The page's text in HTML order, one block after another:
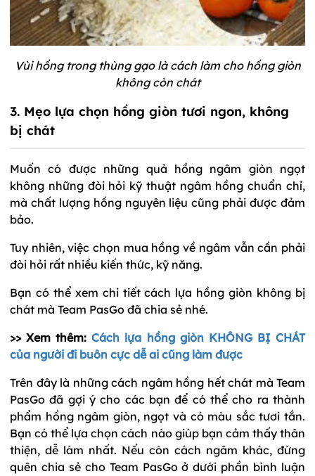
Vùi hồng trong thùng gạo là cách làm cho hồng giòn
không còn chát
3. Mẹo lựa chọn hồng giòn tươi ngon, không
bị chát
Muốn có được những quả hồng ngâm giòn ngọt
không những đòi hỏi kỹ thuật ngâm hồng chuẩn chỉ,
mà chất lượng hồng nguyên liệu cũng phải được đảm
bảo.
Tuy nhiên, việc chọn mua hồng về ngâm vẫn cần phải
đòi hỏi rất nhiều kiến thức, kỹ năng.
Bạn có thể xem chi tiết cách lựa hồng giòn không bị
chát mà Team PasGo đã chia sẻ nhé.
>> Xem thêm:Cách lựa hồng giòn KHÔNG BỊ CHÁT
của người đi buôn cực dễ ai cũng làm được
Trên đây là những cách ngâm hồng hết chát mà Team
PasGo đã gợi ý cho các bạn để có thể cho ra thành
phẩm hồng ngâm giòn, ngọt và có màu sắc tươi tắn.
Bạn có thể lựa chọn cách nào giúp bạn cảm thấy thân
thiện, dễ làm nhất. Nếu còn cách ngâm khác, đừng
quên chia sẻ cho Team PasGo ở dưới phần bình luận